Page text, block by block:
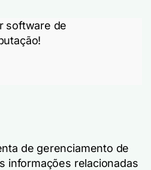
software de
de gerenciamento de
informações relacionadas